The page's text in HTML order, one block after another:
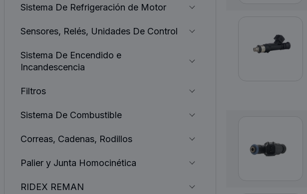
Sistema De Refrigeración de Motor
Sensores, Relés, Unidades De Control
Sistema De Encendido e
Incandescencia
Filtros
Sistema De Combustible
Correas, Cadenas, Rodillos
Palier y Junta Homocinética
RIDEX REMAN